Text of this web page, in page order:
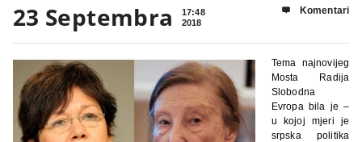
23 Septembra
17:48
2018
 Komentari
Tema najnovijeg
Mosta Radija
Slobodna
Evropa bila je –
u kojoj mjeri je
srpska politika